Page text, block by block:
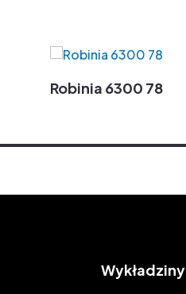
Robinia 6300 78
Wykładziny